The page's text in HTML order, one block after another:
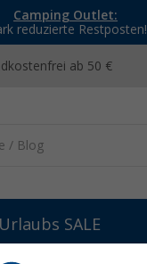
Camping Outlet:
reduzierte Restposten!
ab 50 €
Urlaubs SALE